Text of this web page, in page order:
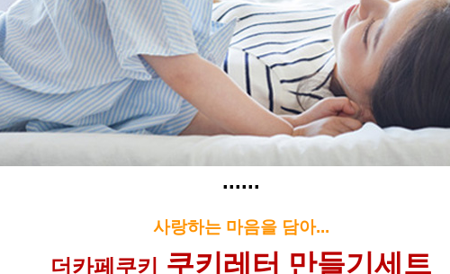
......
사랑하는 마음을 담아...
더카페쿠키 쿠키레터 만들기세트